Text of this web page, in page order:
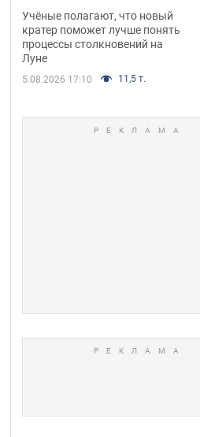
всё закончилось
Учёные полагают, что новый
кратер поможет лучше понять
процессы столкновений на
Луне
5.08.2026 17:10 11,5 т.